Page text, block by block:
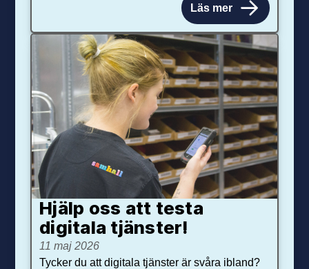
Läs mer
Hjälp oss att testa
digitala tjänster!
11 maj 2026
Tycker du att digitala tjänster är svåra ibland?